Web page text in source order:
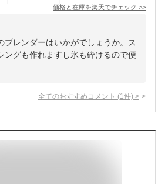
価格と在庫を楽天でチェック >>
ブレンダーはいかがでしょうか。ス
ングも作れますし氷も砕けるので便
全てのおすすめコメント (1 件) >